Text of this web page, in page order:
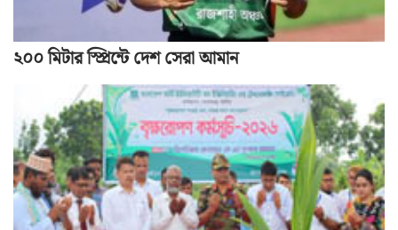
২০০ মিটার স্প্রিন্টে দেশ সেরা আমান